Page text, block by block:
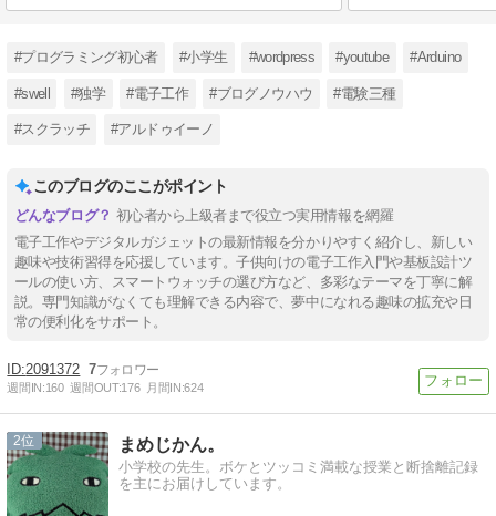
#プログラミング初心者 #小学生 #wordpress #youtube #Arduino
#swell #独学 #電子工作 #ブログノウハウ #電験三種
#スクラッチ #アルドゥイーノ
このブログのここがポイント
初心者から上級者まで役立つ実用情報を網羅
電子工作やデジタルガジェットの最新情報を分かりやすく紹介し、新しい
趣味や技術習得を応援しています。子供向けの電子工作入門や基板設計ツ
ールの使い方、スマートウォッチの選び方など、多彩なテーマを丁寧に解
説。専門知識がなくても理解できる内容で、夢中になれる趣味の拡充や日
常の便利化をサポート。
2091372 7
週間IN:160 週間OUT:176 月間IN:624
2 まめじかん。
小学校の先生。ボケとツッコミ満載な授業と断捨離記録
を主にお届けしています。